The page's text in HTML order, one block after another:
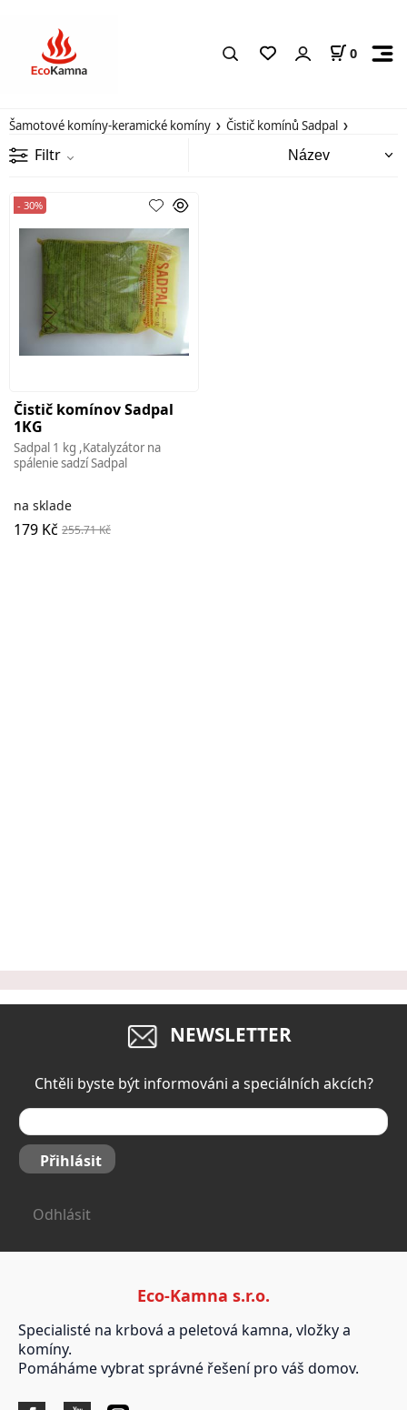
0
Šamotové komíny-keramické komíny Čistič komínů Sadpal
Filtr
Čistič komínov Sadpal
1KG
Sadpal 1 kg ,Katalyzátor na
spálenie sadzí Sadpal
- 30%
na sklade
179 Kč 255.71 Kč
NEWSLETTER
Chtěli byste být informováni a speciálních akcích?
Přihlásit
Odhlásit
Eco-Kamna s.r.o.
Specialisté na krbová a peletová kamna, vložky a
komíny.
Pomáháme vybrat správné řešení pro váš domov.